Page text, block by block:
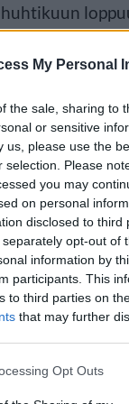
My Personal
the sale, sharing to
or sensitive
us, please use the
selection. Please
you may
on personal
disclosed to third
opt-out of
information by
participants. This
to third parties on
that may further
Opt Outs
jonka
– tutkija
ja Deep